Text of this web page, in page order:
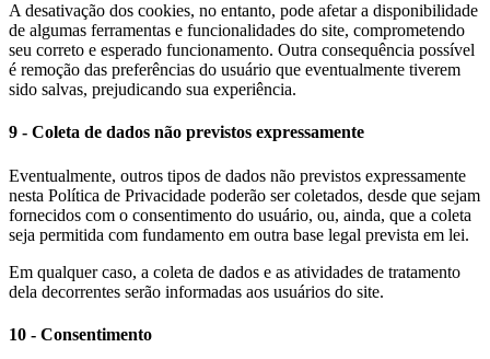
A desativação dos cookies, no entanto, pode afetar a disponibilidade
de algumas ferramentas e funcionalidades do site, comprometendo
seu correto e esperado funcionamento. Outra consequência possível
é remoção das preferências do usuário que eventualmente tiverem
sido salvas, prejudicando sua experiência.
9 - Coleta de dados não previstos expressamente
Eventualmente, outros tipos de dados não previstos expressamente
nesta Política de Privacidade poderão ser coletados, desde que sejam
fornecidos com o consentimento do usuário, ou, ainda, que a coleta
seja permitida com fundamento em outra base legal prevista em lei.
Em qualquer caso, a coleta de dados e as atividades de tratamento
dela decorrentes serão informadas aos usuários do site.
10 - Consentimento